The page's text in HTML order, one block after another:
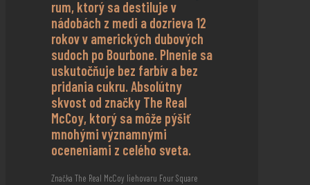
rum, ktorý sa destiluje v
nádobách z medi a dozrieva 12
rokov v amerických dubových
sudoch po Bourbone. Plnenie sa
uskutočňuje bez farbív a bez
pridania cukru. Absolútny
skvost od značky The Real
McCoy, ktorý sa môže pýšiť
mnohými významnými
oceneniami z celého sveta.
Značka The Real McCoy liehovaru Four Square